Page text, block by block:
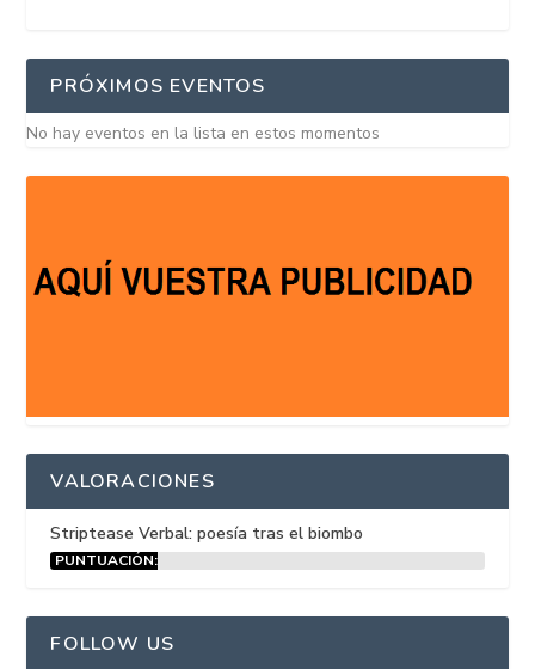
PRÓXIMOS EVENTOS
No hay eventos en la lista en estos momentos
VALORACIONES
Striptease Verbal: poesía tras el biombo
PUNTUACIÓN:
FOLLOW US